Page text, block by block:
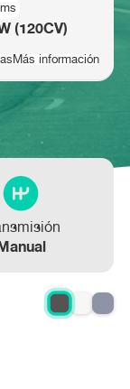
(120CV)
Más información
118kW
(120CV)
Más información